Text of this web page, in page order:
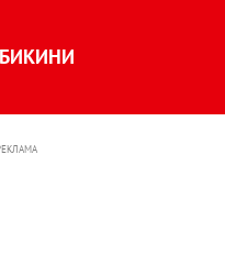
БИКИНИ